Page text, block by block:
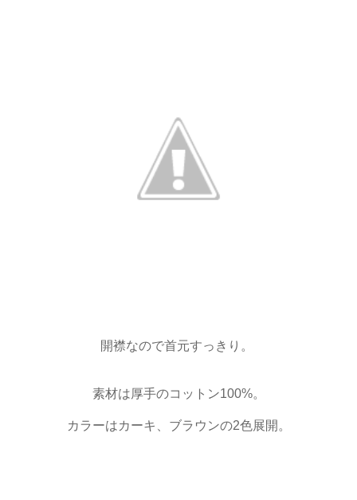
開襟なので首元すっきり。
素材は厚手のコットン100%。
カラーはカーキ、ブラウンの2色展開。